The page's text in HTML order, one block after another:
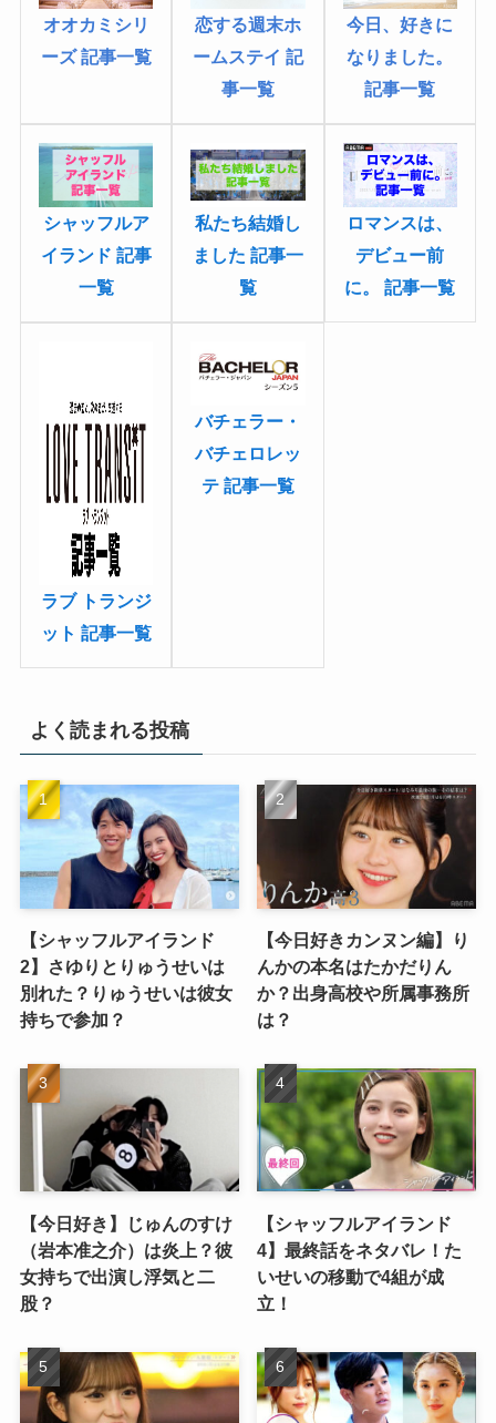
オオカミシリ
ーズ 記事一覧
恋する週末ホ
ームステイ 記
事一覧
今日、好きに
なりました。
記事一覧
シャッフルア
イランド 記事
一覧
私たち結婚し
ました 記事一
覧
ロマンスは、
デビュー前
に。 記事一覧
ラブ トランジ
ット 記事一覧
バチェラー・
バチェロレッ
テ 記事一覧
よく読まれる投稿
【シャッフルアイランド
2】さゆりとりゅうせいは
別れた？りゅうせいは彼女
持ちで参加？
【今日好きカンヌン編】り
んかの本名はたかだりん
か？出身高校や所属事務所
は？
【今日好き】じゅんのすけ
（岩本准之介）は炎上？彼
女持ちで出演し浮気と二
股？
【シャッフルアイランド
4】最終話をネタバレ！た
いせいの移動で4組が成
立！